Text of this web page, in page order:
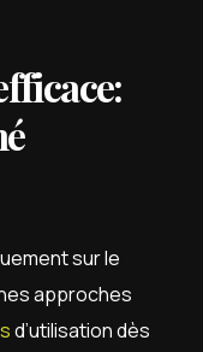
sur le
approches
d’utilisation dès